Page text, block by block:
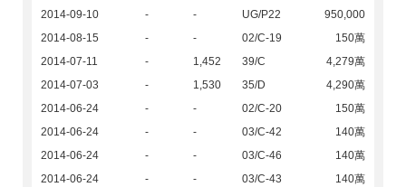
2014-09-10
- - UG/P22
950,000
2014-08-15
- - 02/C-19
150萬
2014-07-11
- 1,452 39/C
4,279萬
2014-07-03
- 1,530 35/D
4,290萬
2014-06-24
- - 02/C-20
150萬
2014-06-24
- - 03/C-42
140萬
2014-06-24
- - 03/C-46
140萬
2014-06-24
- - 03/C-43
140萬